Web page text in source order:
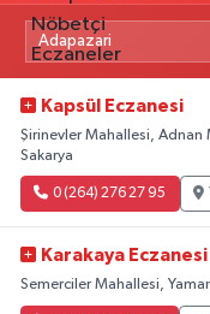
Kapsül Eczanesi
Şirinevler Mahallesi, Adnan
Sakarya
0 (264) 276 27 95
Karakaya Eczanesi
Semerciler Mahallesi,